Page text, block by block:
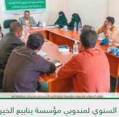
السنوي لمندوبي مؤسسة ينابيع الخير